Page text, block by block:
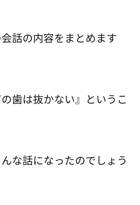
話の内容をまとめます
歯は抜かない』というこ
な話になったのでしょう